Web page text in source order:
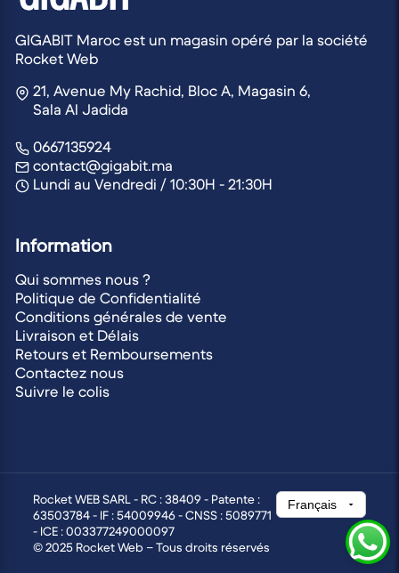
GIGABIT Maroc est un magasin opéré par la société
Rocket Web
21, Avenue My Rachid, Bloc A, Magasin 6,
Sala Al Jadida
0667135924
contact@gigabit.ma
Lundi au Vendredi / 10:30H - 21:30H
Information
Qui sommes nous ?
Politique de Confidentialité
Conditions générales de vente
Livraison et Délais
Retours et Remboursements
Contactez nous
Suivre le colis
Rocket WEB SARL - RC : 38409 - Patente :
63503784 - IF : 54009946 - CNSS : 5089771
- ICE : 003377249000097
© 2025 Rocket Web – Tous droits réservés